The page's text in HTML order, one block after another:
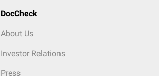
DocCheck
About Us
Investor Relations
Press